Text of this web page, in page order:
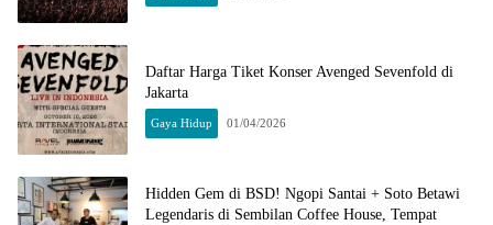
Daftar Harga Tiket Konser Avenged Sevenfold di
Jakarta
Gaya Hidup 01/04/2026
Hidden Gem di BSD! Ngopi Santai + Soto Betawi
Legendaris di Sembilan Coffee House, Tempat